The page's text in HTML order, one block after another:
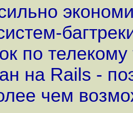
по
на Rails -
чем